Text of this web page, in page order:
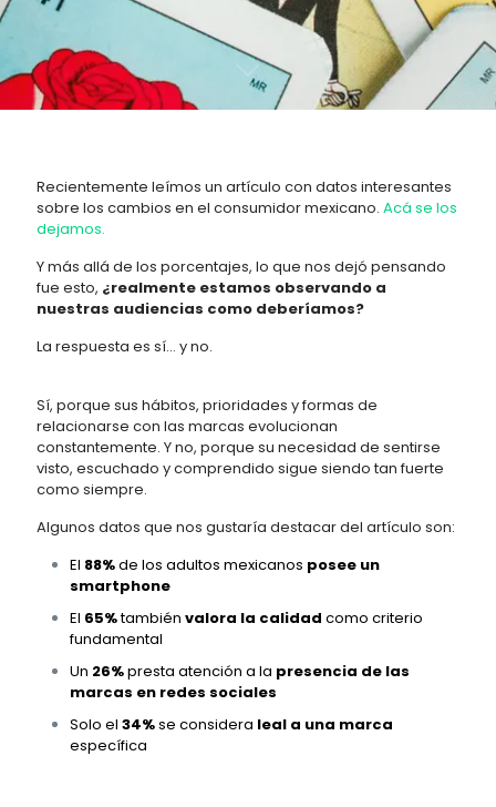
Recientemente leímos un artículo con datos interesantes
sobre los cambios en el consumidor mexicano. Acá se los
dejamos.
Y más allá de los porcentajes, lo que nos dejó pensando
fue esto, ¿realmente estamos observando a
nuestras audiencias como deberíamos?
La respuesta es sí… y no.
Sí, porque sus hábitos, prioridades y formas de
relacionarse con las marcas evolucionan
constantemente. Y no, porque su necesidad de sentirse
visto, escuchado y comprendido sigue siendo tan fuerte
como siempre.
Algunos datos que nos gustaría destacar del artículo son:
El 88%de los adultos mexicanos posee un
smartphone
El 65%también valora la calidad como criterio
fundamental
Un 26%presta atención a la presencia de las
marcas en redes sociales
Solo el 34%se considera leal a una marca
específica